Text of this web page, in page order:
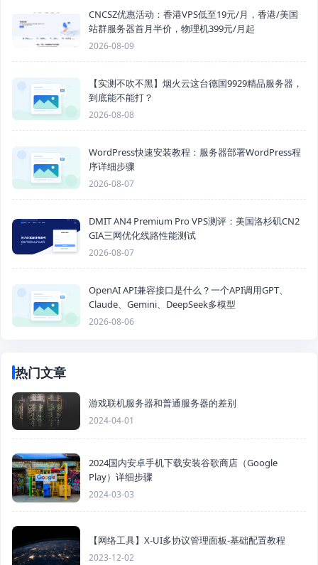
CNCSZ优惠活动：香港VPS低至19元/月，香港/美国
站群服务器首月半价，物理机399元/月起
2026-08-09
【实测不吹不黑】烟火云这台德国9929精品服务器，
到底能不能打？
2026-08-08
WordPress快速安装教程：服务器部署WordPress程
序详细步骤
2026-08-07
DMIT AN4 Premium Pro VPS测评：美国洛杉矶CN2
GIA三网优化线路性能测试
2026-08-07
OpenAI API兼容接口是什么？一个API调用GPT、
Claude、Gemini、DeepSeek多模型
2026-08-06
热门文章
游戏联机服务器和普通服务器的差别
2024-04-01
2024国内安卓手机下载安装谷歌商店（Google
Play）详细步骤
2024-03-03
【网络工具】X-UI多协议管理面板-基础配置教程
2023-12-02